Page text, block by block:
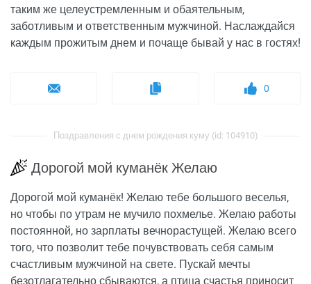
таким же целеустремленным и обаятельным,
заботливым и ответственным мужчиной. Наслаждайся
каждым прожитым днем и почаще бывай у нас в гостях!
0
Поздравления с днем рождения куму (id: 104910)
Дорогой мой куманёк Желаю
Дорогой мой куманёк! Желаю тебе большого веселья,
но чтобы по утрам не мучило похмелье. Желаю работы
постоянной, но зарплаты вечнорастущей. Желаю всего
того, что позволит тебе почувствовать себя самым
счастливым мужчиной на свете. Пускай мечты
безотлагательно сбываются, а птица счастья приносит